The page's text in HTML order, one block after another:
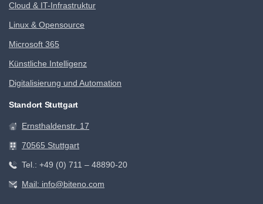
Cloud & IT-Infrastruktur
Linux & Opensource
Microsoft 365
Künstliche Intelligenz
Digitalisierung und Automation
Standort Stuttgart
Ernsthaldenstr. 17
70565 Stuttgart
Tel.: +49 (0) 711 – 48890-20
Mail: info@biteno.com